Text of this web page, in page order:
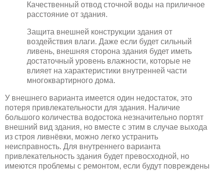
Качественный отвод сточной воды на приличное
расстояние от здания.
Защита внешней конструкции здания от
воздействия влаги. Даже если будет сильный
ливень, внешняя сторона здания будет иметь
достаточный уровень влажности, которые не
влияет на характеристики внутренней части
многоквартирного дома.
У внешнего варианта имеется один недостаток, это
потеря привлекательности для здания. Наличие
большого количества водостока незначительно портят
внешний вид здания, но вместе с этим в случае выхода
из строя ливнёвки, можно легко устранить
неисправность. Для внутреннего варианта
привлекательность здания будет превосходной, но
имеются проблемы с ремонтом, если будут повреждены